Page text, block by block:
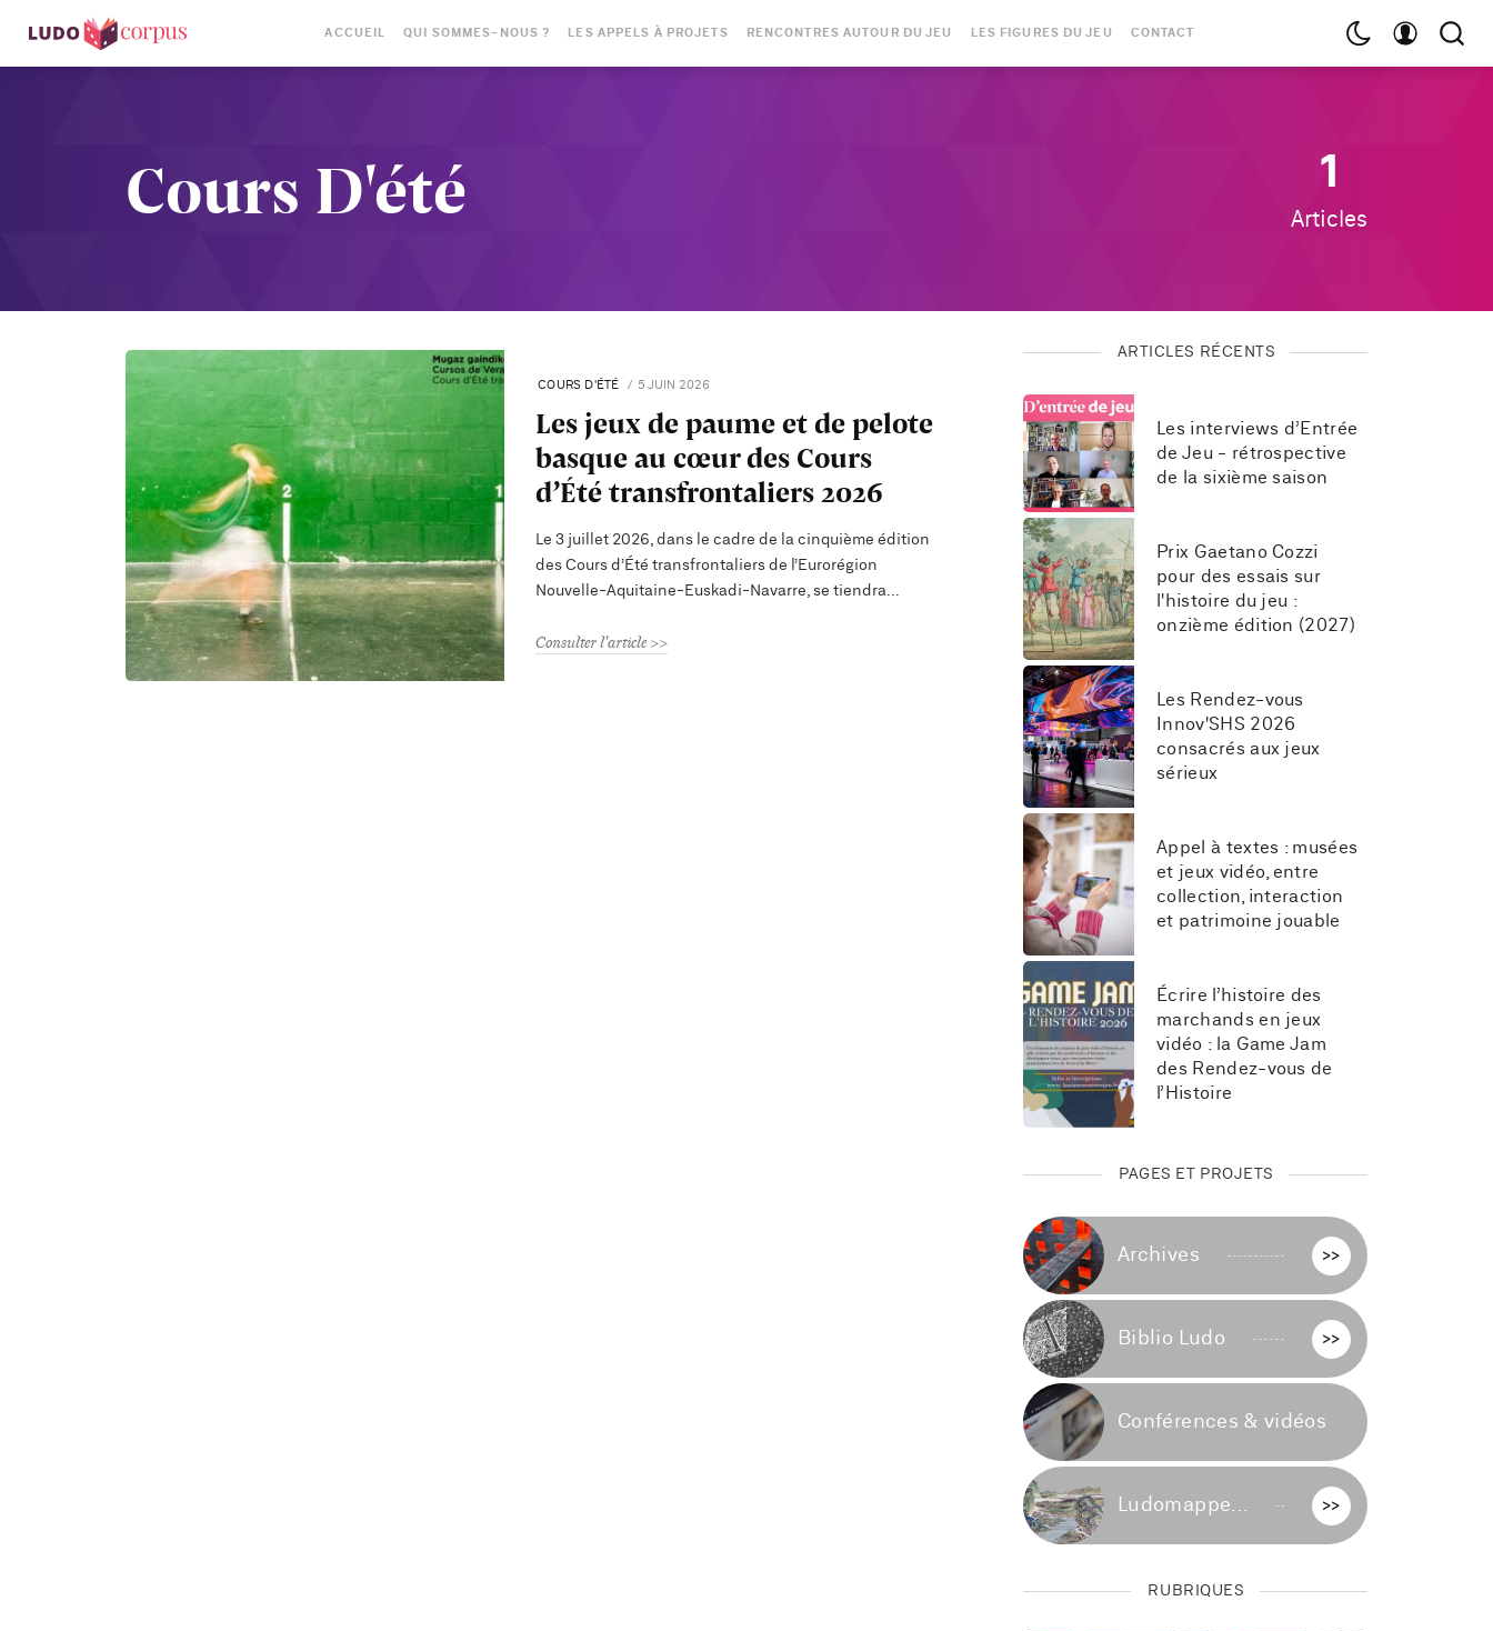
ACCUEIL QUI SOMMES-NOUS ? LES APPELS À PROJETS RENCONTRES AUTOUR DU JEU LES FIGURES DU JEU CONTACT
Cours D'été 1
Articles
COURS D'ÉTÉ 5 JUIN 2026
Les jeux de paume et de pelote
basque au cœur des Cours
d’Été transfrontaliers 2026
Le 3 juillet 2026, dans le cadre de la cinquième édition
des Cours d’Été transfrontaliers de l’Eurorégion
Nouvelle-Aquitaine-Euskadi-Navarre, se tiendra
Consulter l'article
ARTICLES RÉCENTS
Les interviews d’Entrée
de Jeu - rétrospective
de la sixième saison
Prix Gaetano Cozzi
pour des essais sur
l'histoire du jeu :
onzième édition (2027)
Les Rendez-vous
Innov'SHS 2026
consacrés aux jeux
sérieux
Appel à textes : musées
et jeux vidéo, entre
collection, interaction
et patrimoine jouable
Écrire l’histoire des
marchands en jeux
vidéo : la Game Jam
des Rendez-vous de
l’Histoire
PAGES ET PROJETS
Archives >>
Biblio Ludo >>
Conférences & vidéos
Ludomappe... >>
RUBRIQUES